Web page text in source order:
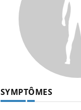
SYMPTÔMES